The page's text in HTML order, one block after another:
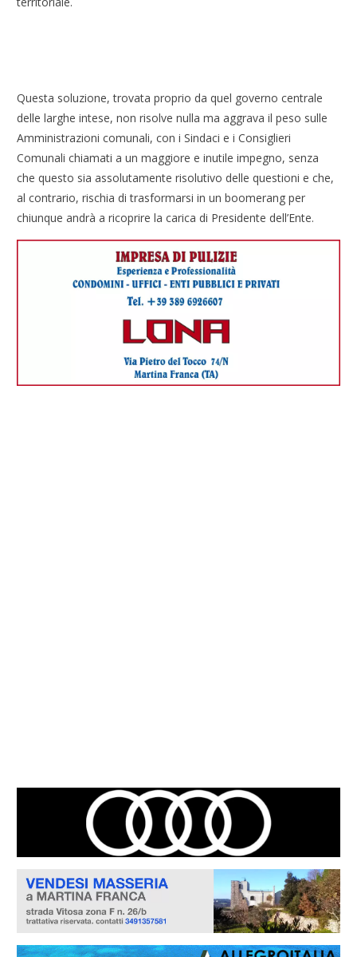
Questa soluzione, trovata proprio da quel governo centrale
delle larghe intese, non risolve nulla ma aggrava il peso sulle
Amministrazioni comunali, con i Sindaci e i Consiglieri
Comunali chiamati a un maggiore e inutile impegno, senza
che questo sia assolutamente risolutivo delle questioni e che,
al contrario, rischia di trasformarsi in un boomerang per
chiunque andrà a ricoprire la carica di Presidente dell’Ente.